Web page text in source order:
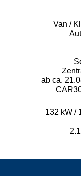
Van /
ab ca.
132 kW /